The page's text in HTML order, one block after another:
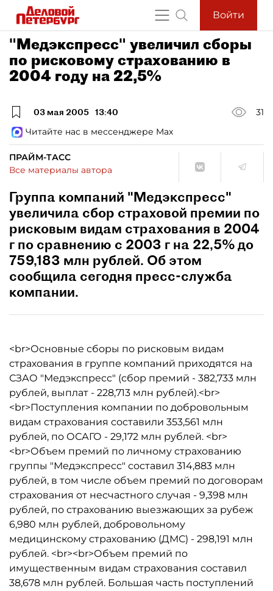
Войти
"Медэкспресс" увеличил сборы
по рисковому страхованию в
2004 году на 22,5%
03 мая 2005 13:40
31
Читайте нас в мессенджере Max
ПРАЙМ-ТАСС
Все материалы автора
Группа компаний "Медэкспресс"
увеличила сбор страховой премии по
рисковым видам страхования в 2004
г по сравнению с 2003 г на 22,5% до
759,183 млн рублей. Об этом
сообщила сегодня пресс-служба
компании.
<br>Основные сборы по рисковым видам
страхования в группе компаний приходятся на
СЗАО "Медэкспресс" (сбор премий - 382,733 млн
рублей, выплат - 228,713 млн рублей).<br>
<br>Поступления компании по добровольным
видам страхования составили 353,561 млн
рублей, по ОСАГО - 29,172 млн рублей. <br>
<br>Объем премий по личному страхованию
группы "Медэкспресс" составил 314,883 млн
рублей, в том числе объем премий по договорам
страхования от несчастного случая - 9,398 млн
рублей, по страхованию выезжающих за рубеж
6,980 млн рублей, добровольному
медицинскому страхованию (ДМС) - 298,191 млн
рублей. <br><br>Объем премий по
имущественным видам страхования составил
38,678 млн рублей. Большая часть поступлений